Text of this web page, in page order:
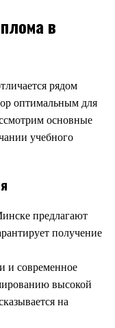
в
рядом
оптимальным для
основные
учебного
предлагают
получение
и современное
высокой
на